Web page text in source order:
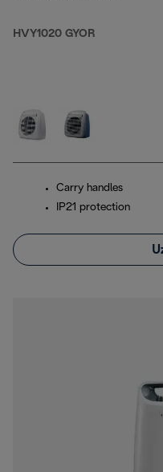
HVY1020 GYOR
Carry handles
IP21 protection